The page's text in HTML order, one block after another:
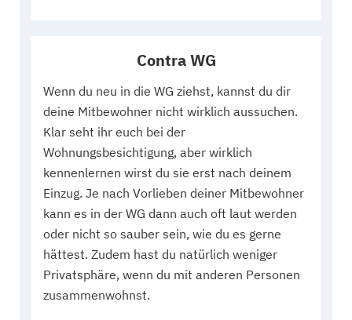
Contra WG
Wenn du neu in die WG ziehst, kannst du dir
deine Mitbewohner nicht wirklich aussuchen.
Klar seht ihr euch bei der
Wohnungsbesichtigung, aber wirklich
kennenlernen wirst du sie erst nach deinem
Einzug. Je nach Vorlieben deiner Mitbewohner
kann es in der WG dann auch oft laut werden
oder nicht so sauber sein, wie du es gerne
hättest. Zudem hast du natürlich weniger
Privatsphäre, wenn du mit anderen Personen
zusammenwohnst.